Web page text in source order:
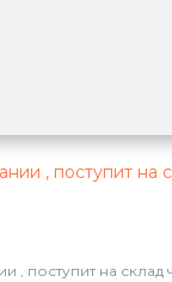
, поступит на
, поступит на склад